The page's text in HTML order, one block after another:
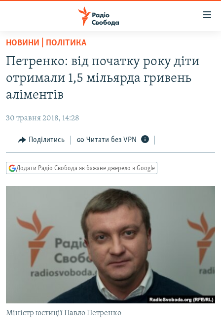
Перейти
основного
матеріалу
Перейти
до
основної
навігації
Перейти
до
пошуку
ВСЕ ЗА ДОБУ
СТАТТІ
ЕКОНОМІКА
СУСПІЛЬСТВО
РОСІЙСЬКА «ФІЛЬТРАЦІЯ»
ДОНБАС.РЕАЛІЇ
ТИ ЯК?
ПРИАЗОВ’Я
КИТАЙ.ВИКЛИКИ
МУЛЬТИМЕДІА
ФОТО
ПОДКАСТИ
НОВИНИ | ПОЛІТИКА
Петренко: від початку року діти
отримали 1,5 мільярда гривень
аліментів
30 травня 2018, 14:28
Поділитись Читати без VPN
Додати Радіо Свобода як бажане джерело в Google
Міністр юстиції Павло Петренко